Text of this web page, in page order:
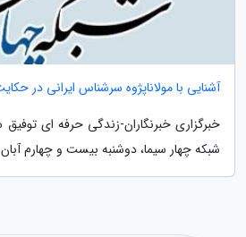
آشنایی با مولاناپژوه سرشناس ایرانی در
خبرگزاری خبرنگاران-زندگی حرفه ای
شبکه چهار سیما، دوشنبه بیست و چهارم